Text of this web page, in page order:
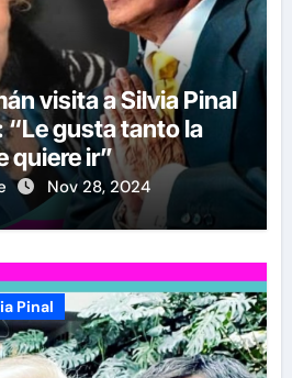
visita a Silvia Pinal
“Le gusta tanto la
quiere ir”
Nov 28, 2024
Pinal